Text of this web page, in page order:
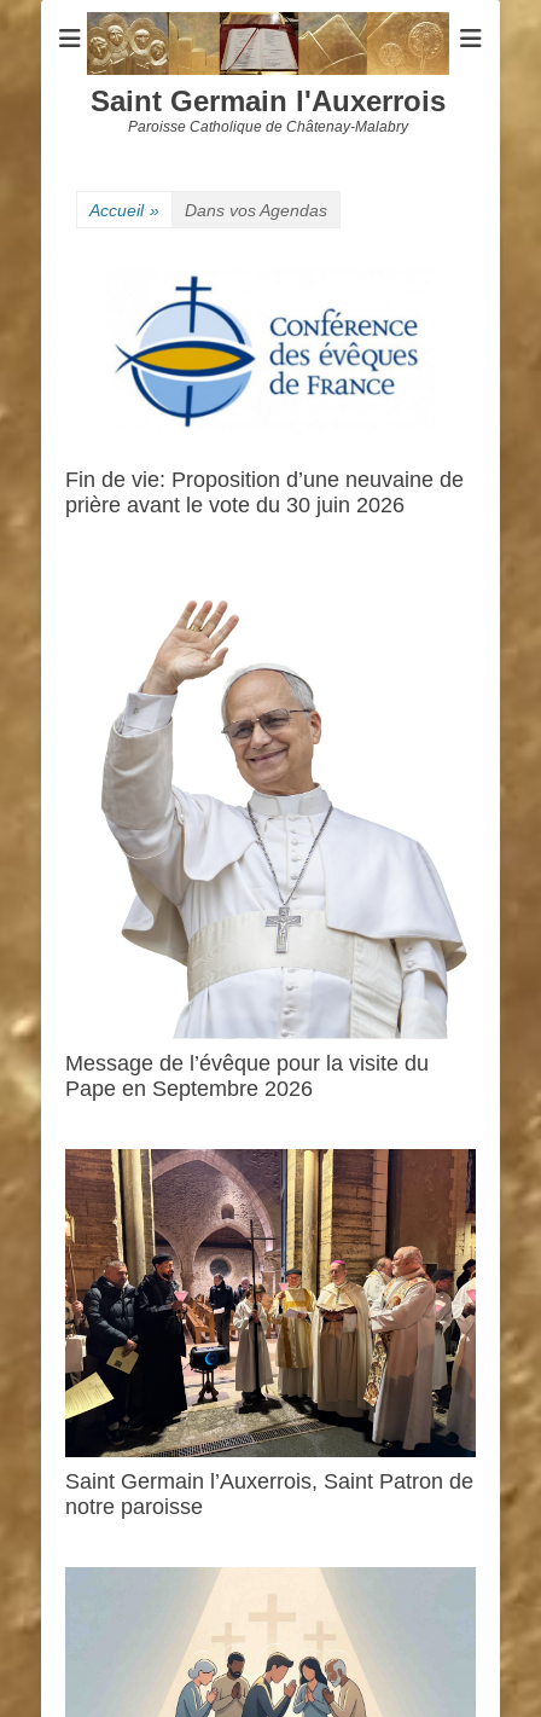
Saint Germain l'Auxerrois
Paroisse Catholique de Châtenay-Malabry
Accueil » Dans vos Agendas
Fin de vie: Proposition d’une neuvaine de
prière avant le vote du 30 juin 2026
Message de l’évêque pour la visite du
Pape en Septembre 2026
Saint Germain l’Auxerrois, Saint Patron de
notre paroisse
0h00